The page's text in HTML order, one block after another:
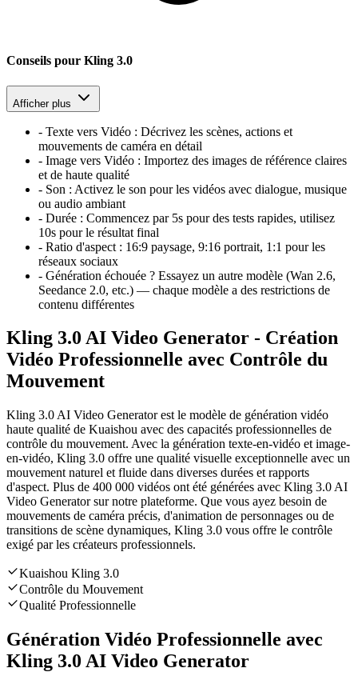
Conseils pour Kling 3.0
Afficher plus
- Texte vers Vidéo : Décrivez les scènes, actions et
mouvements de caméra en détail
- Image vers Vidéo : Importez des images de référence claires
et de haute qualité
- Son : Activez le son pour les vidéos avec dialogue, musique
ou audio ambiant
- Durée : Commencez par 5s pour des tests rapides, utilisez
10s pour le résultat final
- Ratio d'aspect : 16:9 paysage, 9:16 portrait, 1:1 pour les
réseaux sociaux
- Génération échouée ? Essayez un autre modèle (Wan 2.6,
Seedance 2.0, etc.) — chaque modèle a des restrictions de
contenu différentes
Kling 3.0 AI Video Generator - Création
Vidéo Professionnelle avec Contrôle du
Mouvement
Kling 3.0 AI Video Generator est le modèle de génération vidéo
haute qualité de Kuaishou avec des capacités professionnelles de
contrôle du mouvement. Avec la génération texte-en-vidéo et image-
en-vidéo, Kling 3.0 offre une qualité visuelle exceptionnelle avec un
mouvement naturel et fluide dans diverses durées et rapports
d'aspect. Plus de 400 000 vidéos ont été générées avec Kling 3.0 AI
Video Generator sur notre plateforme. Que vous ayez besoin de
mouvements de caméra précis, d'animation de personnages ou de
transitions de scène dynamiques, Kling 3.0 vous offre le contrôle
exigé par les créateurs professionnels.
Kuaishou Kling 3.0
Contrôle du Mouvement
Qualité Professionnelle
Génération Vidéo Professionnelle avec
Kling 3.0 AI Video Generator